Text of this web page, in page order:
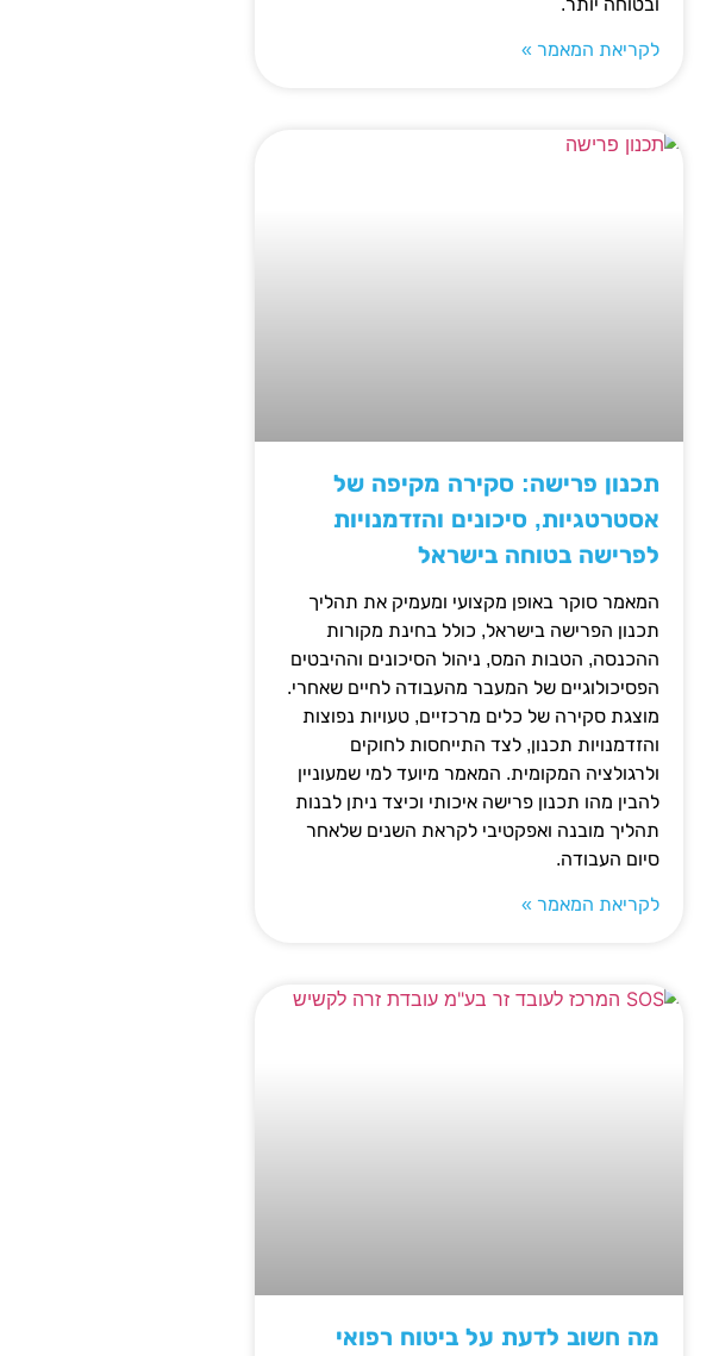
ובטוחה יותר.
לקריאת המאמר »
תכנון פרישה: סקירה מקיפה של
אסטרטגיות, סיכונים והזדמנויות
לפרישה בטוחה בישראל
המאמר סוקר באופן מקצועי ומעמיק את תהליך
תכנון הפרישה בישראל, כולל בחינת מקורות
ההכנסה, הטבות המס, ניהול הסיכונים וההיבטים
הפסיכולוגיים של המעבר מהעבודה לחיים שאחרי.
מוצגת סקירה של כלים מרכזיים, טעויות נפוצות
והזדמנויות תכנון, לצד התייחסות לחוקים
ולרגולציה המקומית. המאמר מיועד למי שמעוניין
להבין מהו תכנון פרישה איכותי וכיצד ניתן לבנות
תהליך מובנה ואפקטיבי לקראת השנים שלאחר
סיום העבודה.
לקריאת המאמר »
מה חשוב לדעת על ביטוח רפואי